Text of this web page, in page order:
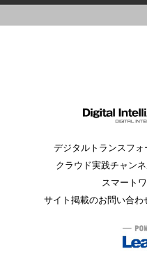
デジタルトランスフ
クラウド実践チャン
スマート
サイト掲載のお問い合わ